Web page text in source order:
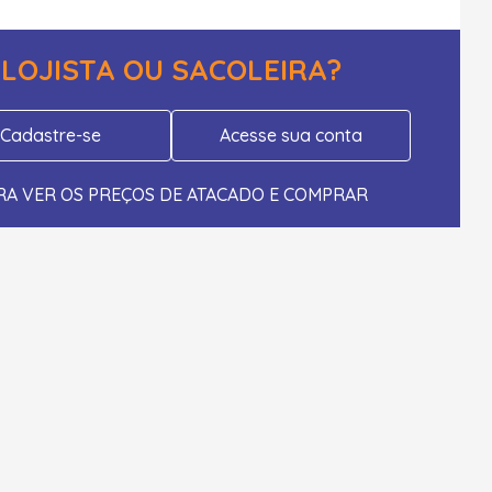
LOJISTA OU SACOLEIRA?
Cadastre-se Acesse sua conta
VER OS PREÇOS DE ATACADO E COMPRAR